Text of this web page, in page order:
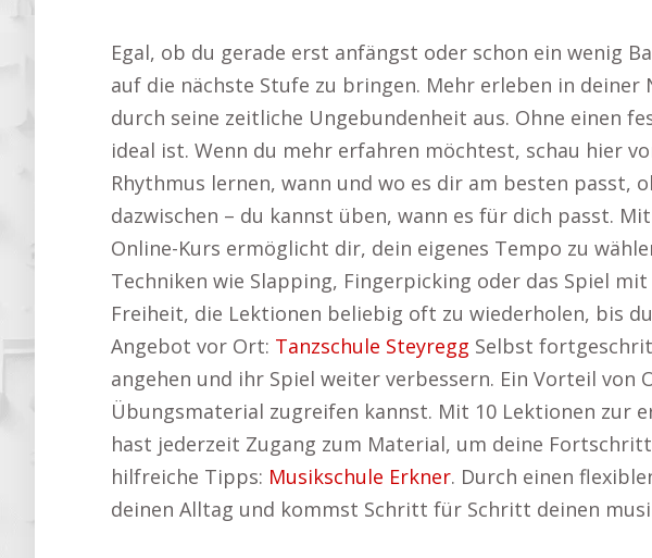
Egal, ob du gerade erst anfängst oder schon ein wenig
auf die nächste Stufe zu bringen. Mehr erleben in deiner
durch seine zeitliche Ungebundenheit aus. Ohne einen
ideal ist. Wenn du mehr erfahren möchtest, schau hier
Rhythmus lernen, wann und wo es dir am besten passt,
dazwischen – du kannst üben, wann es für dich passt.
Online-Kurs ermöglicht dir, dein eigenes Tempo zu
Techniken wie Slapping, Fingerpicking oder das Spiel
Freiheit, die Lektionen beliebig oft zu wiederholen, bis
Angebot vor Ort: Tanzschule Steyregg Selbst
angehen und ihr Spiel weiter verbessern. Ein Vorteil
Übungsmaterial zugreifen kannst. Mit 10 Lektionen zur
hast jederzeit Zugang zum Material, um deine
hilfreiche Tipps: Musikschule Erkner. Durch einen
deinen Alltag und kommst Schritt für Schritt deinen